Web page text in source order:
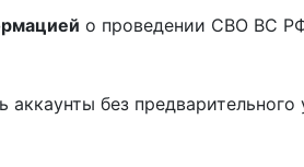
о проведении СВО ВС
без предварительного